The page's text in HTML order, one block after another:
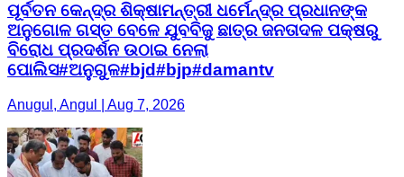
ପୂର୍ବତନ କେନ୍ଦ୍ର ଶିକ୍ଷାମନ୍ତ୍ରୀ ଧର୍ମେନ୍ଦ୍ର ପ୍ରଧାନଙ୍କ
ଅନୁଗୋଳ ଗସ୍ତ ବେଳେ ଯୁବବିଜୁ ଛାତ୍ର ଜନତାଦଳ ପକ୍ଷରୁ
ବିରୋଧ ପ୍ରଦର୍ଶନ ଉଠାଇ ନେଲା
ପୋଲିସ#ଅନୁଗୁଳ#bjd#bjp#damantv
Anugul, Angul | Aug 7, 2026